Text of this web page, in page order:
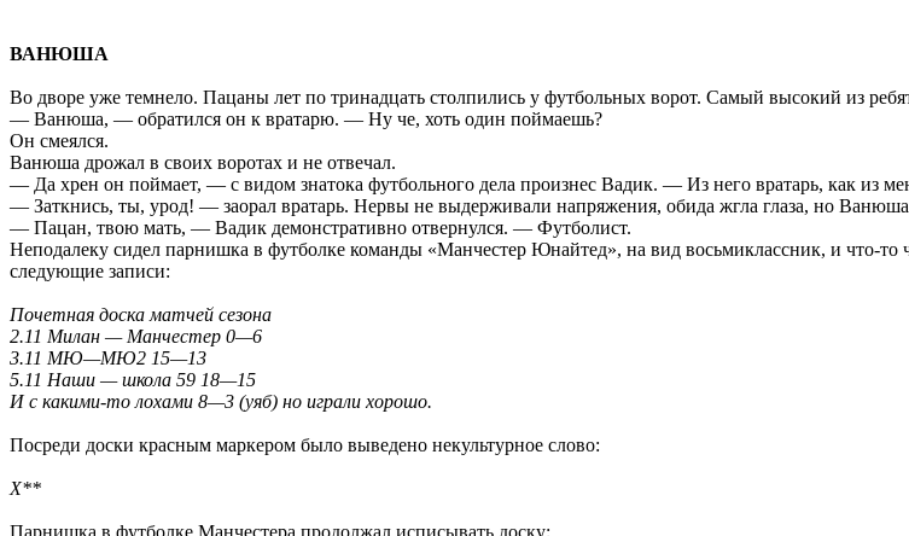
ВАНЮША
Во дворе уже темнело. Пацаны лет по тринадцать столпились у футбольных ворот. Самый высокий из
— Ванюша, — обратился он к вратарю. — Ну че, хоть один поймаешь?
Он смеялся.
Ванюша дрожал в своих воротах и не отвечал.
— Да хрен он поймает, — с видом знатока футбольного дела произнес Вадик. — Из него вратарь, как из
— Заткнись, ты, урод! — заорал вратарь. Нервы не выдерживали напряжения, обида жгла глаза, но
— Пацан, твою мать, — Вадик демонстративно отвернулся. — Футболист.
Неподалеку сидел парнишка в футболке команды «Манчестер Юнайтед», на вид восьмиклассник, и что-то
следующие записи:
Почетная доска матчей сезона
2.11 Милан — Манчестер 0—6
3.11 МЮ—МЮ2 15—13
5.11 Наши — школа 59 18—15
И с какими-то лохами 8—3 (уяб) но играли хорошо.
Посреди доски красным маркером было выведено некультурное слово:
Х**
Парнишка в футболке Манчестера продолжал исписывать доску: